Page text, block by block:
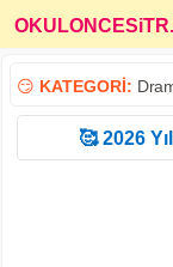
😏 KATEGORİ:
🥰 2026